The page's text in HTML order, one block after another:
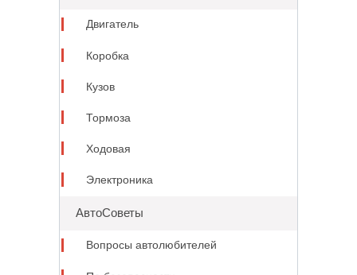
Двигатель
Коробка
Кузов
Тормоза
Ходовая
Электроника
АвтоСоветы
Вопросы автолюбителей